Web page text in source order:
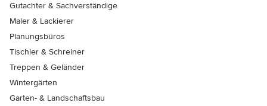
Gutachter & Sachverständige
Maler & Lackierer
Planungsbüros
Tischler & Schreiner
Treppen & Geländer
Wintergärten
Garten- & Landschaftsbau